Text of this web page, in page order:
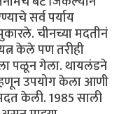
सर्व पर्याय
चीनच्या मदतीनं
केले पण तरीही
पळून गेला. थायलंडने
उपयोग केला आणी
केली. 1985 साली